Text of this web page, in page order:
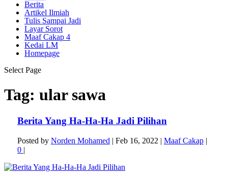
Berita
Artikel Ilmiah
Tulis Sampai Jadi
Layar Sorot
Maaf Cakap 4
Kedai LM
Homepage
Select Page
Tag: ular sawa
Berita Yang Ha-Ha-Ha Jadi Pilihan
Posted by Norden Mohamed | Feb 16, 2022 | Maaf Cakap|
0 |